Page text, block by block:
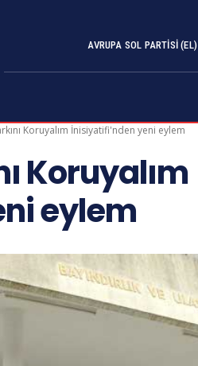
AVRUPA SOL PARTISI (EL)
Koruyalım İnisiyatifi'nden yeni eylem
Koruyalım
eylem